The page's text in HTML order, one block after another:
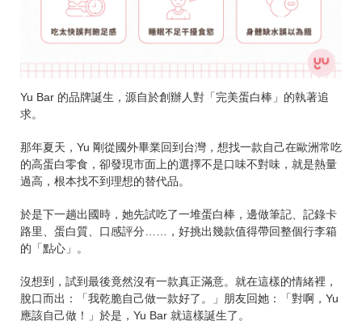
Yu Bar 的品牌誕生，源自於創辦人對「完美蛋白棒」的執著追
求。
那年夏天，Yu 剛從國外畢業回到台灣，想找一款自己在歐洲常吃
的高蛋白零食，卻發現市面上的選擇不是口味不對味，就是熱量
過高，根本找不到理想的替代品。
於是下一趟出國時，她先試吃了一堆蛋白棒，邊做筆記、記錄卡
路里、蛋白質、口感評分……，好挑出幾款值得帶回整個行李箱
的「點心」。
沒想到，試到最後竟然沒有一款真正滿意。就在這樣的情緒裡，
脫口而出：「我乾脆自己做一款好了。」朋友回她：「對啊，Yu
應該自己做！」於是，Yu Bar 就這樣誕生了。